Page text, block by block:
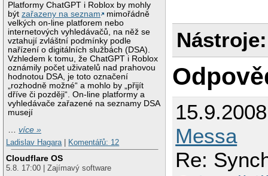
Platformy ChatGPT i Roblox by mohly
býtzařazeny na seznam
mimořádně
velkých on-line platforem nebo
internetových vyhledávačů, na něž se
vztahují zvláštní podmínky podle
nařízení o digitálních službách (DSA).
Vzhledem k tomu, že ChatGPT i Roblox
oznámily počet uživatelů nad prahovou
hodnotou DSA, je toto označení
„rozhodně možné“ a mohlo by „přijít
dříve či později“. On-line platformy a
vyhledávače zařazené na seznamy DSA
musejí
…více »
Ladislav Hagara| Komentářů: 12
Cloudflare OS
5.8. 17:00 | Zajímavý software
Nástroje:
Messa
Re: